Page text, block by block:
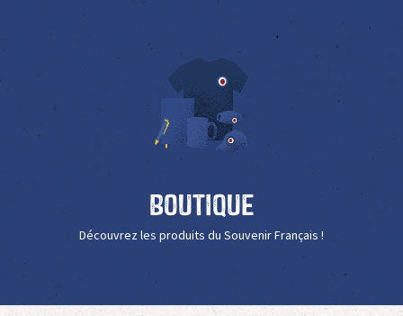
Boutique
Découvrez les produits du Souvenir Français !